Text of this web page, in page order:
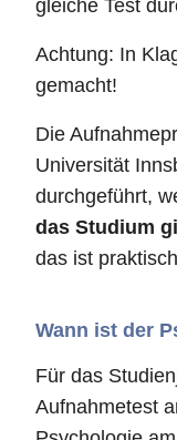
gleiche Test
Achtung: In
gemacht!
Die
Universität
durchgeführt,
das Studium
das ist
Wann ist der
Für das
Aufnahmetest